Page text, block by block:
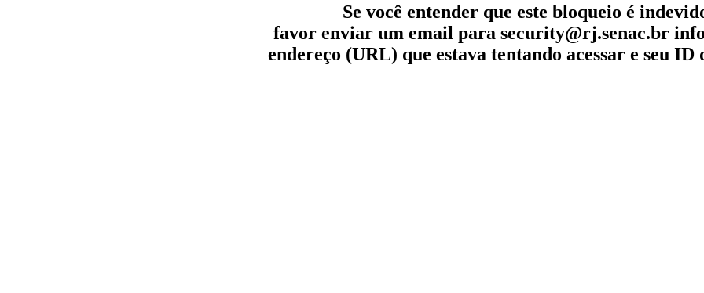
Se você entender que este bloqueio é
favor enviar um email para security@rj.senac.br
endereço (URL) que estava tentando acessar e seu ID